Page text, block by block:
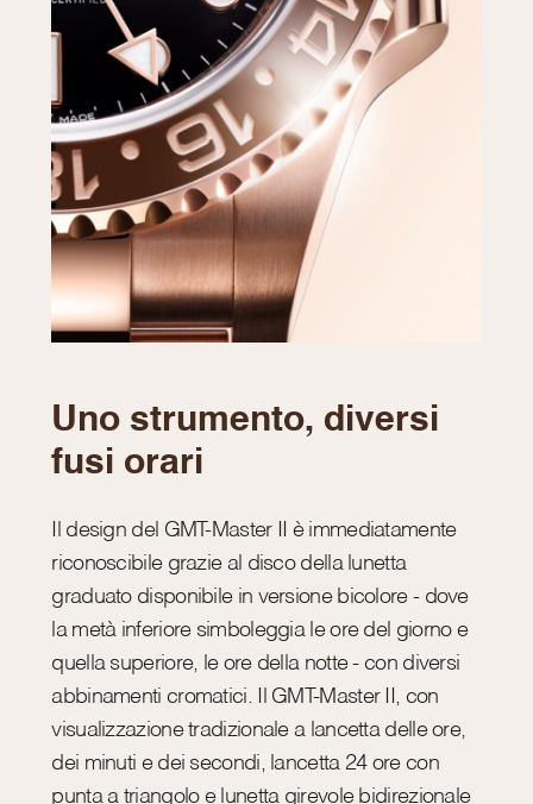
Uno strumento, diversi
fusi orari
Il design del GMT-Master II è immediatamente
riconoscibile grazie al disco della lunetta
graduato disponibile in versione bicolore - dove
la metà inferiore simboleggia le ore del giorno e
quella superiore, le ore della notte - con diversi
abbinamenti cromatici. Il GMT-Master II, con
visualizzazione tradizionale a lancetta delle ore,
dei minuti e dei secondi, lancetta 24 ore con
punta a triangolo e lunetta girevole bidirezionale